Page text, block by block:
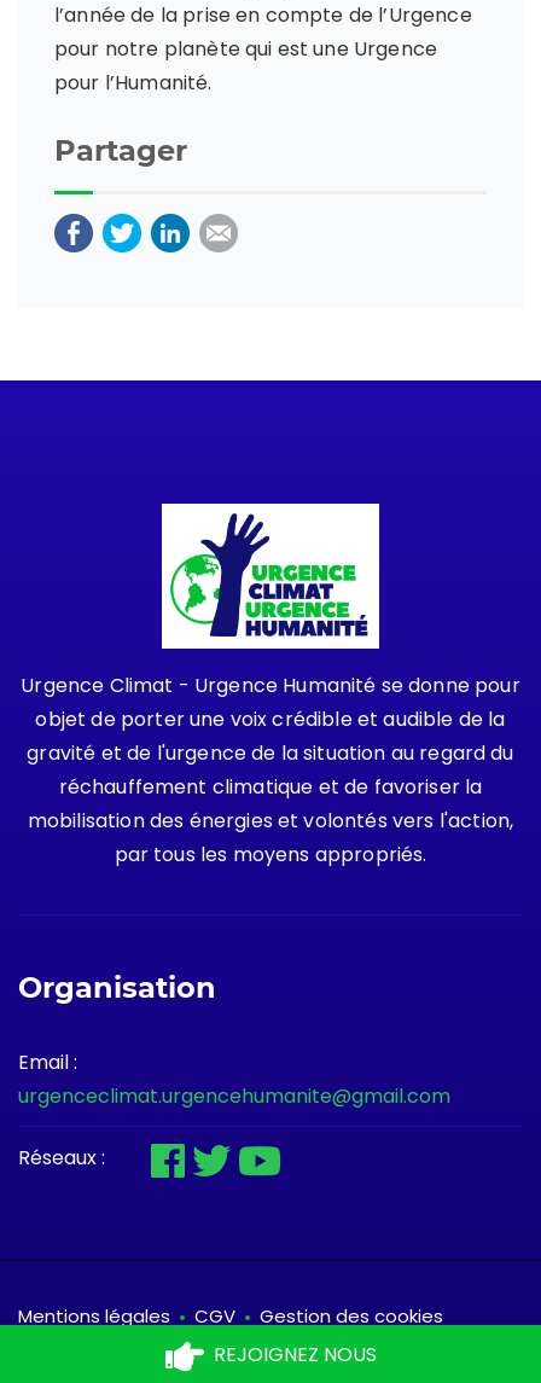
REJOIGNEZ NOUS
l’année de la prise en compte de l’Urgence
pour notre planète qui est une Urgence
pour l’Humanité.
Partager
Urgence Climat - Urgence Humanité se donne pour
objet de porter une voix crédible et audible de la
gravité et de l'urgence de la situation au regard du
réchauffement climatique et de favoriser la
mobilisation des énergies et volontés vers l'action,
par tous les moyens appropriés.
Organisation
Email :
urgenceclimat.urgencehumanite@gmail.com
Réseaux :
Mentions légales CGV Gestion des cookies